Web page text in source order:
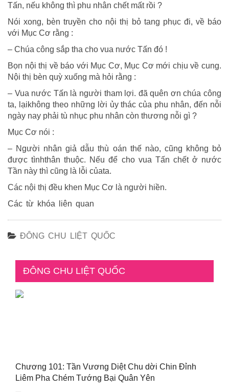
Tấn, nếu không thì phu nhân chết mất rồi ?
Nói xong, bèn truyền cho nội thị bỏ tang phục đi, về báo
với Mục Cơ rằng :
– Chúa công sắp tha cho vua nước Tấn đó !
Bọn nội thị về báo với Mục Cơ, Mục Cơ mới chịu về cung.
Nội thị bèn quỳ xuống mà hỏi rằng :
– Vua nước Tấn là người tham lợi. đã quên ơn chúa công
ta, lạikhông theo những lời ủy thác của phu nhân, đến nỗi
ngày nay phải tù nhục phu nhân còn thương nỗi gì ?
Mục Cơ nói :
– Người nhân giả dẫu thù oán thế nào, cũng không bỏ
được tìnhthân thuộc. Nếu để cho vua Tấn chết ở nước
Tần này thì cũng là lỗi củata.
Các nội thị đều khen Mục Cơ là người hiền.
Các từ khóa liên quan
ĐÔNG CHU LIỆT QUỐC
ĐÔNG CHU LIỆT QUỐC
Chương 101: Tần Vương Diệt Chu dời Chin Đỉnh
Liêm Pha Chém Tướng Bại Quân Yên